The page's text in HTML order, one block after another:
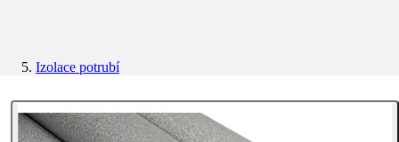
Izolace potrubí